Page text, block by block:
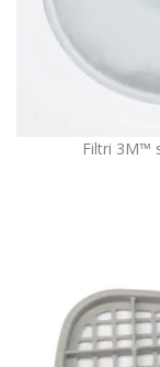
Filtri 3M™